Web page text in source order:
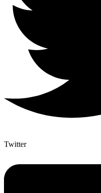
Twitter